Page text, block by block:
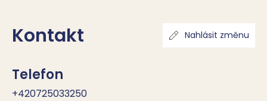
Kontakt Nahlásit změnu
Telefon
+420725033250